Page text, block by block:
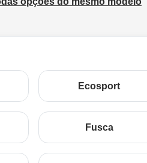
Ecosport
Fusca